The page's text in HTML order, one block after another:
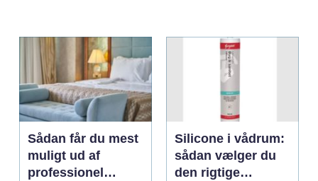
Sådan får du mest
muligt ud af
professionel
Silicone i vådrum:
sådan vælger du
den rigtige